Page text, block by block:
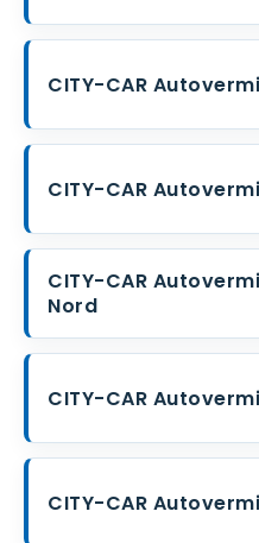
CITY-CAR
CITY-CAR
CITY-CAR
Nord
CITY-CAR
CITY-CAR